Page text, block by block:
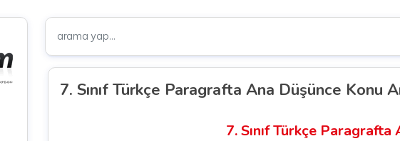
7. Sınıf Türkçe Paragrafta Ana Düşünce Konu
7. Sınıf Türkçe